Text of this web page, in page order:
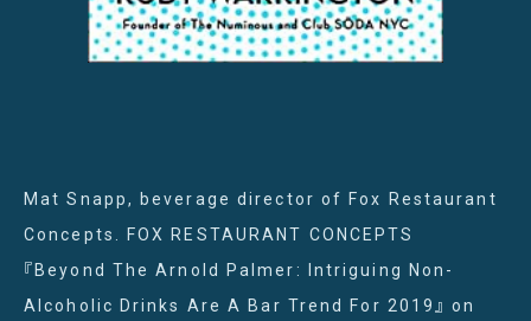
Mat Snapp, beverage director of Fox Restaurant
Concepts. FOX RESTAURANT CONCEPTS
『Beyond The Arnold Palmer: Intriguing Non-
Alcoholic Drinks Are A Bar Trend For 2019』 on